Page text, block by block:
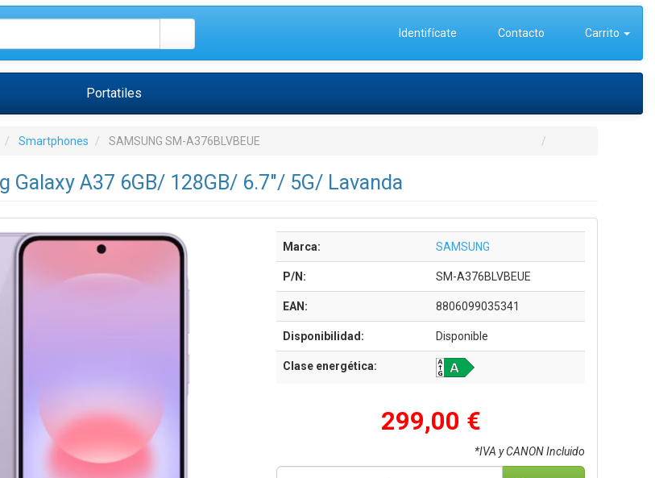
Identifícate Contacto Carrito
Portatiles
Smartphones SAMSUNG SM-A376BLVBEUE
Galaxy A37 6GB/ 128GB/ 6.7"/ 5G/ Lavanda
Marca: SAMSUNG
P/N: SM-A376BLVBEUE
EAN: 8806099035341
Disponibilidad: Disponible
Clase energética:
299,00 €
*IVA y CANON Incluido